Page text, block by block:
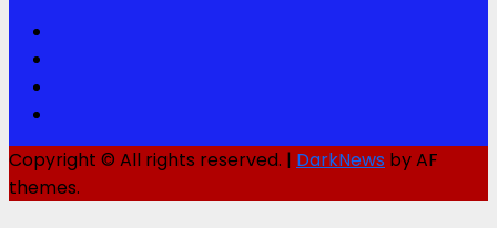
Copyright © All rights reserved. | DarkNews by AF
themes.